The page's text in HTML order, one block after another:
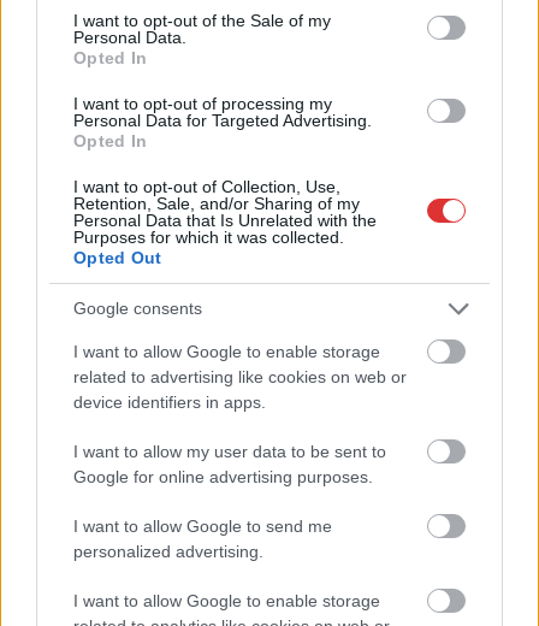
consent section.
I want to opt-out of the Sale of my
Personal Data.
Opted In
I want to opt-out of processing my
Personal Data for Targeted Advertising.
Opted In
I want to opt-out of Collection, Use,
Retention, Sale, and/or Sharing of my
Personal Data that Is Unrelated with the
Purposes for which it was collected.
Opted Out
Google consents
I want to allow Google to enable storage
related to advertising like cookies on web or
device identifiers in apps.
I want to allow my user data to be sent to
Google for online advertising purposes.
I want to allow Google to send me
personalized advertising.
I want to allow Google to enable storage
Bélát, akit augusztus
30-án, a délutáni
a településen. A férfi
súlyos
ezért családja szerint az állapota életveszélyes is lehet, ha nem
kap időben segítséget.
TOVÁBB OLVASOM
Eltűnt egy lány, a rendőrség is keresi, állítólag
2025.08.18. Kiss Lajos
fővárosból jelentették,
azt gyanítja, Szolnokra
szökhetett.